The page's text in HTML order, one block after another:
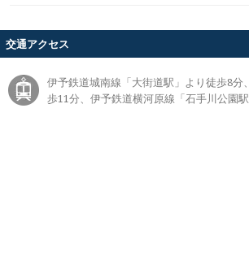
交通アクセス
伊予鉄道城南線「大街道駅」より徒歩8分
歩11分、伊予鉄道横河原線「石手川公園